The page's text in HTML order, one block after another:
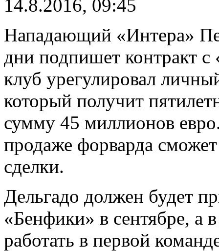
14.8.2016, 09:45
Нападающий «Интера»
дни подпишет контракт
клуб урегулировал
который получит
сумму 45 миллионов
продаже форварда
сделки.
Дельгадо должен будет
«Бенфики» в сентябре, а
работать в первой